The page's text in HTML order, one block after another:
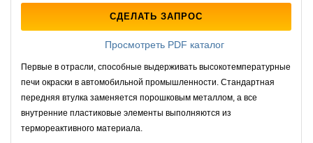
СДЕЛАТЬ ЗАПРОС
Просмотреть PDF каталог
Первые в отрасли, способные выдерживать высокотемпературные
печи окраски в автомобильной промышленности. Стандартная
передняя втулка заменяется порошковым металлом, а все
внутренние пластиковые элементы выполняются из
термореактивного материала.